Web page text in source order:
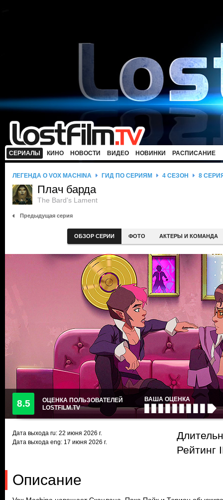
СЕРИАЛЫ КИНО НОВОСТИ ВИДЕО НОВИНКИ РАСПИСАНИЕ
ЛЕГЕНДА О VOX MACHINA ГИД ПО СЕРИЯМ 4 СЕЗОН 8
Плач барда
The Bard's Lament
Предыдущая серия
ОБЗОР СЕРИИ ФОТО АКТЕРЫ И КОМАНДА
8.5
ОЦЕНКА ПОЛЬЗОВАТЕЛЕЙ
LOSTFILM.TV
ВАША ОЦЕНКА
Дата выхода ru: 22 июня 2026 г.
Дата выхода eng: 17 июня 2026 г.
Рейтинг
Описание